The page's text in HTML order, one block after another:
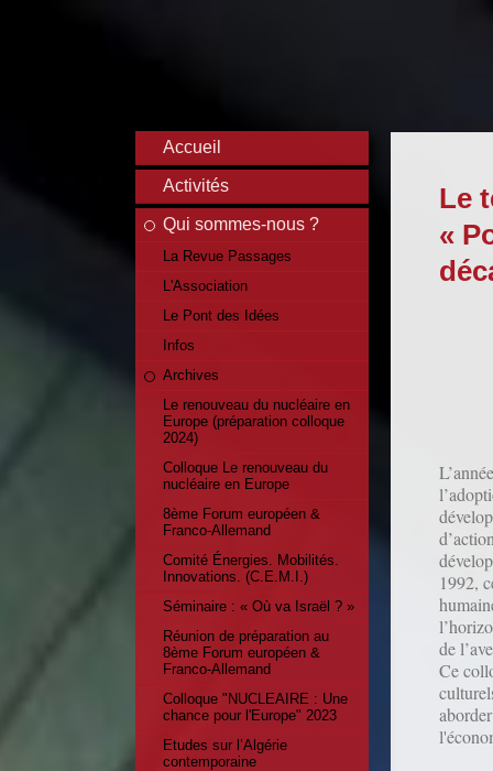
Accueil
Activités
Qui sommes-nous ?
La Revue Passages
L'Association
Le Pont des Idées
Infos
Archives
Le renouveau du nucléaire en
Europe (préparation colloque
2024)
Colloque Le renouveau du
nucléaire en Europe
8ème Forum européen &
Franco-Allemand
Comité Énergies. Mobilités.
Innovations. (C.E.M.I.)
Séminaire : « Où va Israël ? »
Réunion de préparation au
8ème Forum européen &
Franco-Allemand
Colloque "NUCLEAIRE : Une
chance pour l'Europe" 2023
Etudes sur l’Algérie
contemporaine
Le
«
1992,
de
Ce